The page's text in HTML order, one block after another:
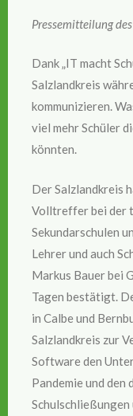
Pressemitteilung
Dank „IT macht
Salzlandkreis
kommunizieren.
viel mehr Schüler
könnten.
Der Salzlandkreis
Volltreffer bei der
Sekundarschulen
Lehrer und auch
Markus Bauer bei
Tagen bestätigt.
in Calbe und
Salzlandkreis zur
Software den
Pandemie und den